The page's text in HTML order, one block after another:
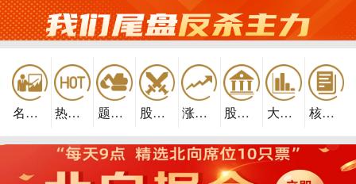
名家论市 热门讨论 题材挖掘 股市实战 涨停早知 股民学校 大盘分析 核心内参